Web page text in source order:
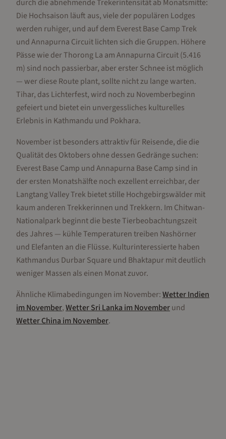
durch die abnehmende Trekerintensität ab Monatsmitte:
Die Hochsaison läuft aus, viele der populären Lodges
werden ruhiger, und auf dem Everest Base Camp Trek
und Annapurna Circuit lichten sich die Gruppen. Höhere
Pässe wie der Thorong La am Annapurna Circuit (5.416
m) sind noch passierbar, aber erster Schnee ist möglich
— wer diese Route plant, sollte nicht zu lange warten.
Tihar, das Lichterfest, wird noch zu Novemberbeginn
gefeiert und bietet ein unvergessliches kulturelles
Erlebnis in Kathmandu und Pokhara.
November ist besonders attraktiv für Reisende, die die
Qualität des Oktobers ohne dessen Gedränge suchen:
Everest Base Camp und Annapurna Base Camp sind in
der ersten Monatshälfte noch exzellent erreichbar, der
Langtang Valley Trek bietet stille Hochgebirgswälder mit
kaum anderen Trekkerinnen und Trekkern. Im Chitwan-
Nationalpark beginnt die beste Tierbeobachtungszeit
des Jahres — kühle Temperaturen treiben Nashörner
und Elefanten an die Flüsse. Kulturinteressierte haben
Kathmandus Durbar Square und Bhaktapur mit deutlich
weniger Massen als einen Monat zuvor.
Ähnliche Klimabedingungen im November:WetterIndien
imNovember,WetterSri Lanka imNovemberund
WetterChina imNovember.